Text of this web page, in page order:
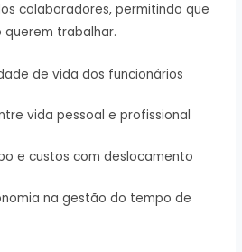
colaboradores, permitindo que
trabalhar.
de vida dos funcionários
vida pessoal e profissional
e custos com deslocamento
na gestão do tempo de